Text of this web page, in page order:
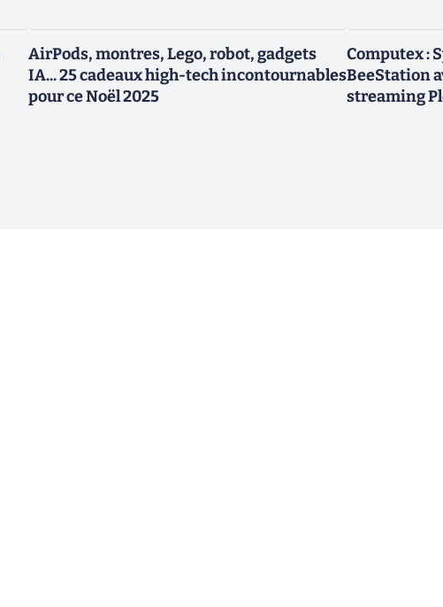
AirPods, montres, Lego, robot, gadgets
IA... 25 cadeaux high-tech incontournables
pour ce Noël 2025
Computex :
BeeStation
streaming